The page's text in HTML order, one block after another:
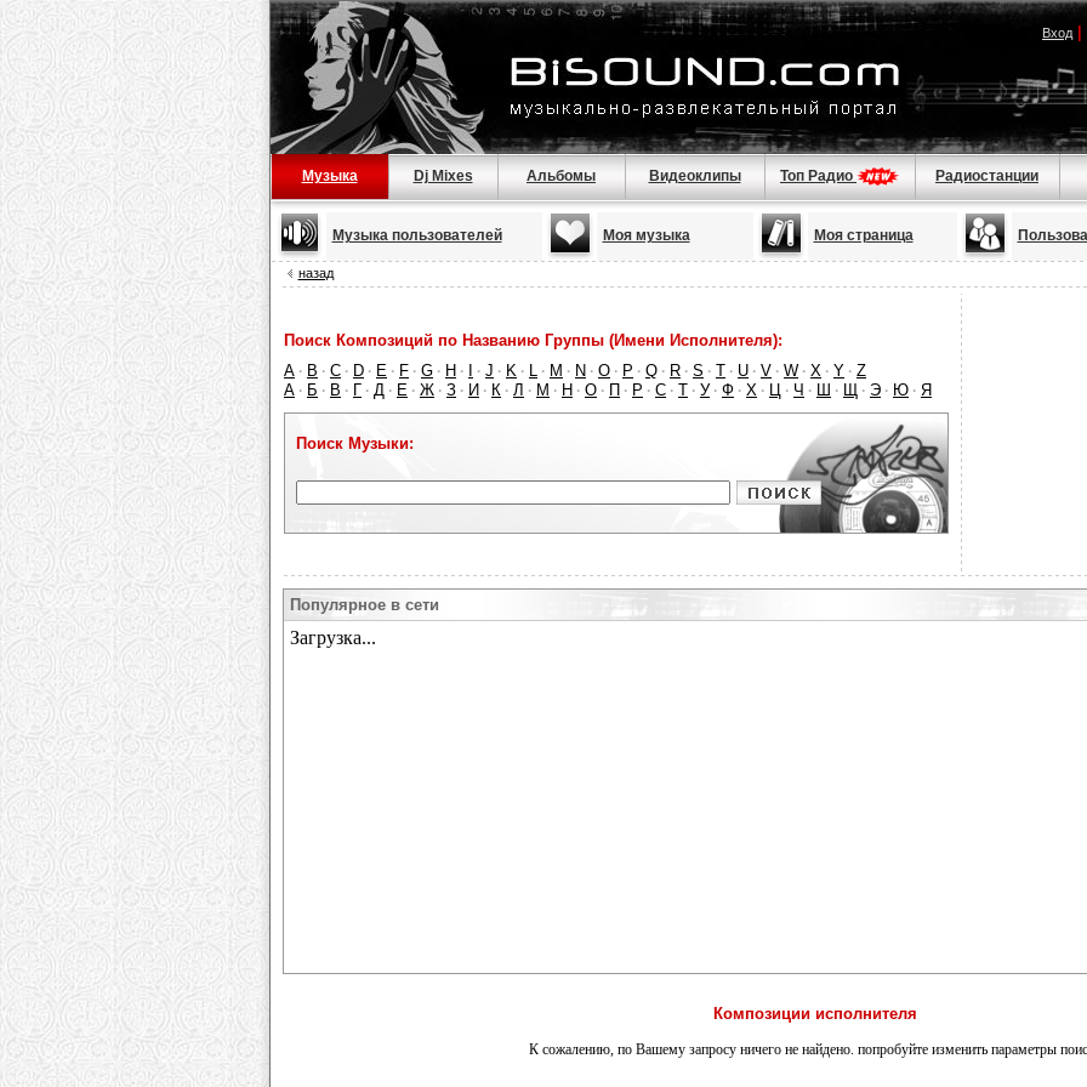
Вход|
Музыка Dj Mixes Альбомы Видеоклипы Топ Радио Радиостанции
Музыка пользователей Моя музыка Моя страница
назад
Поиск Композиций по Названию Группы (Имени Исполнителя):
A · B · C · D · E · F · G · H · · J · K · L · M · N · O · P · Q · R · S · T · U · V · W · X · Y · Z
А · Б · В · Г · Д · Е · Ж · З · И · К · Л · М · Н · О · П · Р · С · Т · У · Ф · Х · Ц · Ч · Ш · Щ · Э · Ю · Я
Поиск Музыки:
Популярное в сети
Композиции исполнителя
К сожалению, по Вашему запросу ничего не найдено. попробуйте изменить параметры